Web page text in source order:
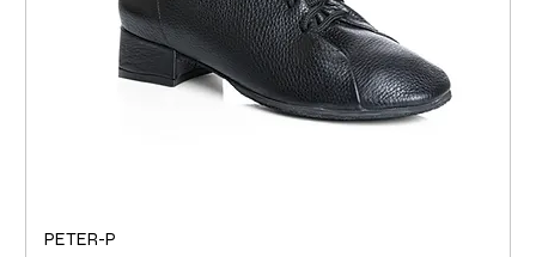
PETER-P